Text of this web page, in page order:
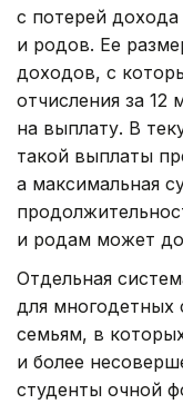
с потерей
и родов. Ее
доходов, с
отчисления за 12
на выплату. В
такой выплаты
а максимальная
и родам может
Отдельная
для многодетных
семьям, в
и более
студенты очной